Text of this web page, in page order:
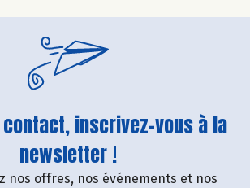
contact, inscrivez-vous à la
newsletter !
nos offres, nos événements et nos